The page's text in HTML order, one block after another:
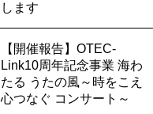
します
【開催報告】OTEC-
Link10周年記念事業 海わ
たる うたの風～時をこえ
心つなぐ コンサート～